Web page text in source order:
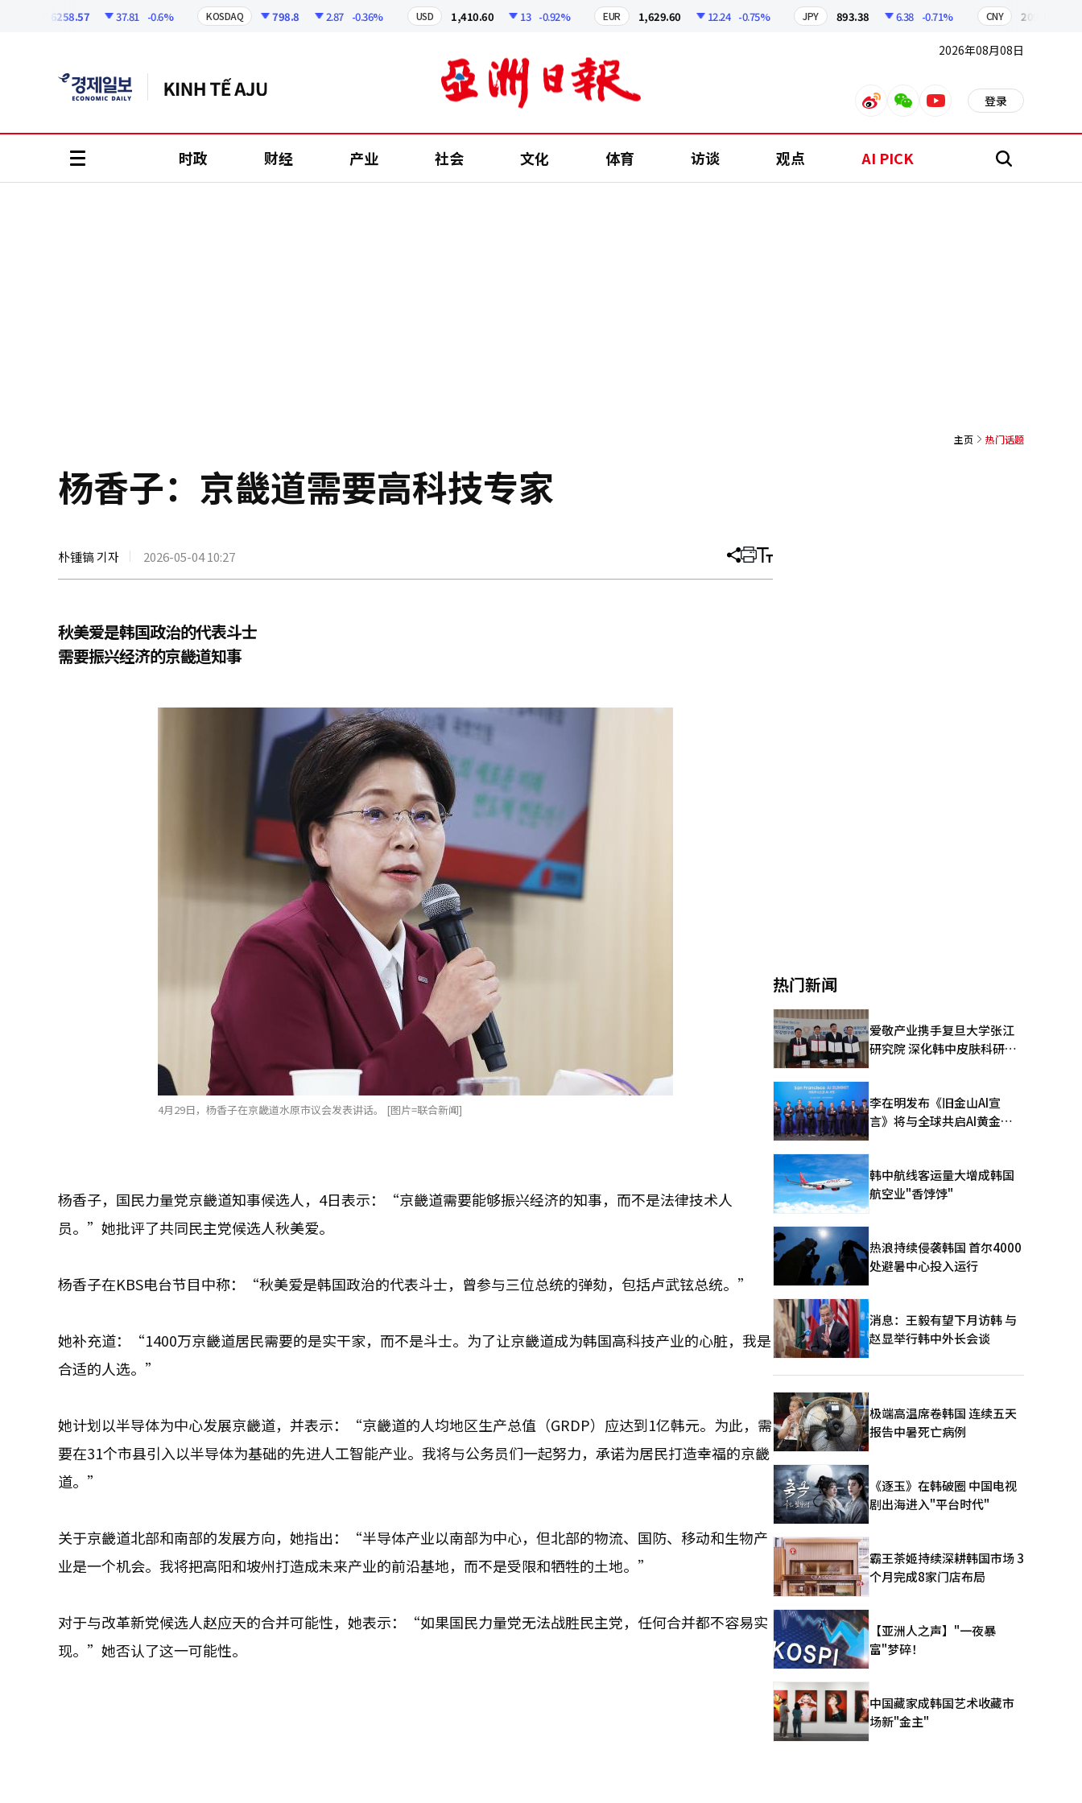
6258.57 37.81 -0.6% KOSDAQ 798.8 2.87 -0.36% USD 1,410.60 13 -0.92% EUR 1,629.60 12.24 -0.75% JPY 893.38 6.38 -0.71% CNY 209.17
2026年08月08日
weiboweixinyoutube 登录
时政 财经 产业 社会 文化 体育 访谈 观点 AI PICK 搜
主页 热门话题
杨香子：京畿道需要高科技专家
朴锺镐 기자 2026-05-04 10:27 分
文
打 调
大
秋美爱是韩国政治的代表斗士
需要振兴经济的京畿道知事
4月29日，杨香子在京畿道水原市议会发表讲话。 [图片=联合新闻]
杨香子，国民力量党京畿道知事候选人，4日表示：“京畿道需要能够振兴经济的知事，而不是法律技术人
员。”她批评了共同民主党候选人秋美爱。
杨香子在KBS电台节目中称：“秋美爱是韩国政治的代表斗士，曾参与三位总统的弹劾，包括卢武铉总统。”
她补充道：“1400万京畿道居民需要的是实干家，而不是斗士。为了让京畿道成为韩国高科技产业的心脏，我是
合适的人选。”
她计划以半导体为中心发展京畿道，并表示：“京畿道的人均地区生产总值（GRDP）应达到1亿韩元。为此，需
要在31个市县引入以半导体为基础的先进人工智能产业。我将与公务员们一起努力，承诺为居民打造幸福的京畿
道。”
关于京畿道北部和南部的发展方向，她指出：“半导体产业以南部为中心，但北部的物流、国防、移动和生物产
业是一个机会。我将把高阳和坡州打造成未来产业的前沿基地，而不是受限和牺牲的土地。”
对于与改革新党候选人赵应天的合并可能性，她表示：“如果国民力量党无法战胜民主党，任何合并都不容易实
现。”她否认了这一可能性。
热门新闻
爱敬产业携手复旦大学张江
研究院 深化韩中皮肤科研合
李在明发布《旧金山AI宣
言》将与全球共启AI黄金时
韩中航线客运量大增成韩国
航空业"香饽饽"
热浪持续侵袭韩国 首尔4000
处避暑中心投入运行
消息：王毅有望下月访韩 与
赵显举行韩中外长会谈
极端高温席卷韩国 连续五天
报告中暑死亡病例
《逐玉》在韩破圈 中国电视
剧出海进入"平台时代"
霸王茶姬持续深耕韩国市场 3
个月完成8家门店布局
【亚洲人之声】"一夜暴
富"梦碎！
中国藏家成韩国艺术收藏市
场新"金主"